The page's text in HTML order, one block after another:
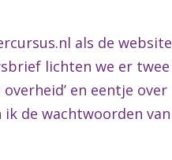
als de website
lichten we er twee
en eentje over
ik de wachtwoorden van